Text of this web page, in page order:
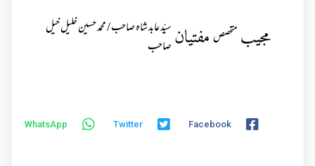
مجیب متخصص مفتیان سیّد عابد شاہ صاحب / محمد حسین خلیل خیل
صاحب
Facebook
Twitter
WhatsApp